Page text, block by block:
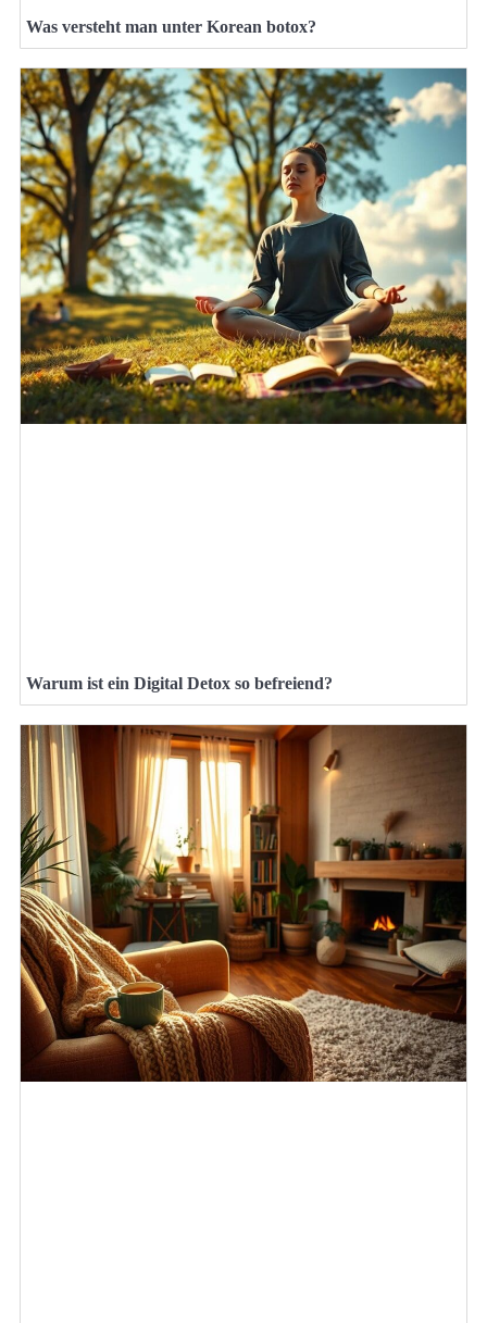
Was versteht man unter Korean botox?
Warum ist ein Digital Detox so befreiend?